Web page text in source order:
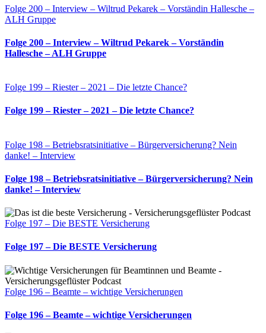
Folge 200 – Interview – Wiltrud Pekarek – Vorständin Hallesche –
ALH Gruppe
Folge 200 – Interview – Wiltrud Pekarek – Vorständin
Hallesche – ALH Gruppe
Folge 199 – Riester – 2021 – Die letzte Chance?
Folge 199 – Riester – 2021 – Die letzte Chance?
Folge 198 – Betriebsratsinitiative – Bürgerversicherung? Nein
danke! – Interview
Folge 198 – Betriebsratsinitiative – Bürgerversicherung? Nein
danke! – Interview
Folge 197 – Die BESTE Versicherung
Folge 197 – Die BESTE Versicherung
Folge 196 – Beamte – wichtige Versicherungen
Folge 196 – Beamte – wichtige Versicherungen